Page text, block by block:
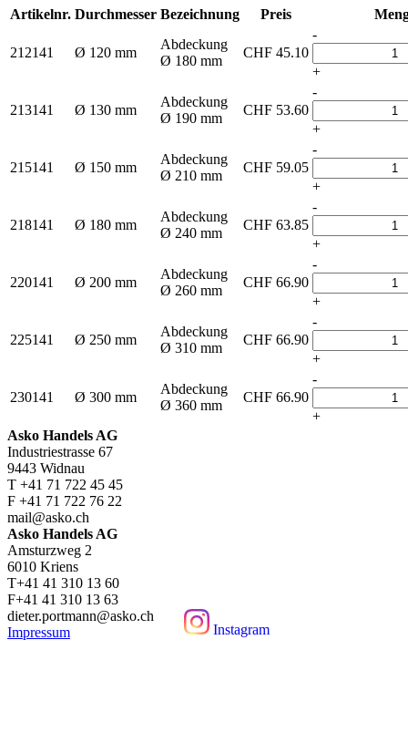
Instagram
Artikelnr. Durchmesser Bezeichnung Preis
212141 Ø 120 mm
Abdeckung
Ø 180 mm
CHF 45.10
-
+
213141 Ø 130 mm
Abdeckung
Ø 190 mm
CHF 53.60
-
+
215141 Ø 150 mm
Abdeckung
Ø 210 mm
CHF 59.05
-
+
218141 Ø 180 mm
Abdeckung
Ø 240 mm
CHF 63.85
-
+
220141 Ø 200 mm
Abdeckung
Ø 260 mm
CHF 66.90
-
+
225141 Ø 250 mm
Abdeckung
Ø 310 mm
CHF 66.90
-
+
230141 Ø 300 mm
Abdeckung
Ø 360 mm
CHF 66.90
-
+
Asko Handels AG
Industriestrasse 67
9443 Widnau
T +41 71 722 45 45
F +41 71 722 76 22
mail@asko.ch
Asko Handels AG
Amsturzweg 2
6010 Kriens
T+41 41 310 13 60
F+41 41 310 13 63
dieter.portmann@asko.ch
Impressum